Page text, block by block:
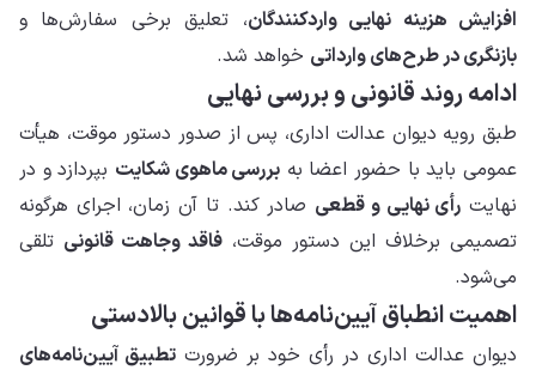
افزایش هزینه نهایی واردکنندگان، تعلیق برخی سفارش‌ها و
بازنگری در طرح‌های وارداتی خواهد شد.
ادامه روند قانونی و بررسی نهایی
طبق رویه دیوان عدالت اداری، پس از صدور دستور موقت، هیأت
عمومی باید با حضور اعضا به بررسی ماهوی شکایت بپردازد و در
نهایت رأی نهایی و قطعی صادر کند. تا آن زمان، اجرای هرگونه
تصمیمی برخلاف این دستور موقت، فاقد وجاهت قانونی تلقی
می‌شود.
اهمیت انطباق آیین‌نامه‌ها با قوانین بالادستی
دیوان عدالت اداری در رأی خود بر ضرورت تطبیق آیین‌نامه‌های